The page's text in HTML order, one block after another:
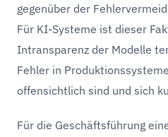
gegenüber der
Für KI-Systeme ist dieser
Intransparenz der Modelle
Fehler in
offensichtlich sind und sich
Für die Geschäftsführung